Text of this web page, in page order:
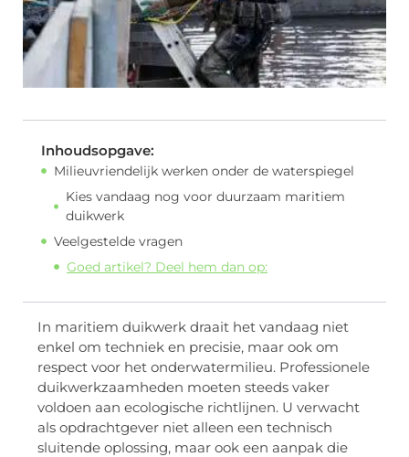
Inhoudsopgave:
Milieuvriendelijk werken onder de waterspiegel
Kies vandaag nog voor duurzaam maritiem
duikwerk
Veelgestelde vragen
Goed artikel? Deel hem dan op:
In maritiem duikwerk draait het vandaag niet
enkel om techniek en precisie, maar ook om
respect voor het onderwatermilieu. Professionele
duikwerkzaamheden moeten steeds vaker
voldoen aan ecologische richtlijnen. U verwacht
als opdrachtgever niet alleen een technisch
sluitende oplossing, maar ook een aanpak die